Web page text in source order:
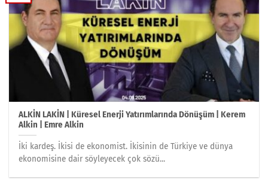
ALKİN LAKİN | Küresel Enerji Yatırımlarında Dönüşüm | Kerem
Alkin | Emre Alkin
İki kardeş. İkisi de ekonomist. İkisinin de Türkiye ve dünya
ekonomisine dair söyleyecek çok sözü...